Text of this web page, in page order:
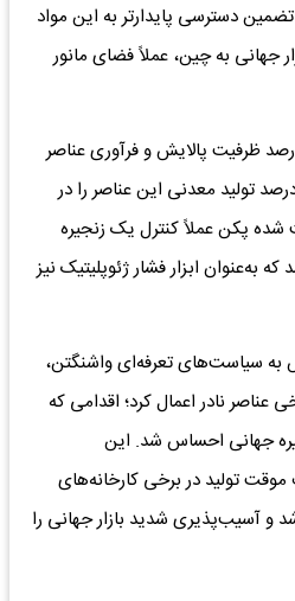
دسترسی پایدارتر به این مواد
جهانی به چین، عملاً فضای مانور
حاضر، چین حدود ۹۰ درصد ظرفیت پالایش و فرآوری عناصر
خاکی جهان و بیش از ۶۰ درصد تولید معدنی این عناصر را در
شده پکن عملاً کنترل یک زنجیره
به‌عنوان ابزار فشار ژئوپلیتیک نیز
سیاست‌های تعرفه‌ای واشنگتن،
نادر اعمال کرد؛ اقدامی که
جهانی احساس شد. این
تولید در برخی کارخانه‌های
و آسیب‌پذیری شدید بازار جهانی را